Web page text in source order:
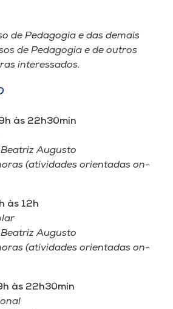
de Pedagogia e das demais
de Pedagogia e de outros
interessados.
às 22h30min
Augusto
(atividades orientadas on-
às 12h
Augusto
(atividades orientadas on-
às 22h30min